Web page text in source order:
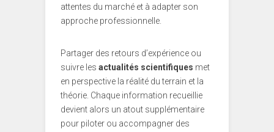
attentes du marché et à adapter son
approche professionnelle.
Partager des retours d’expérience ou
suivre les actualités scientifiques met
en perspective la réalité du terrain et la
théorie. Chaque information recueillie
devient alors un atout supplémentaire
pour piloter ou accompagner des